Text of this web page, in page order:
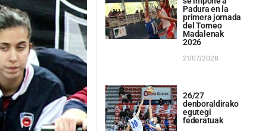
Padura en la
primera jornada
del Torneo
Madalenak
2026
21/07/2026
26/27
denboraldirako
egutegi
federatuak